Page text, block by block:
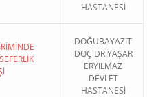
HASTANESİ
DOĞUBAYAZIT
DOÇ DR.YAŞAR
ERYILMAZ
DEVLET
HASTANESİ